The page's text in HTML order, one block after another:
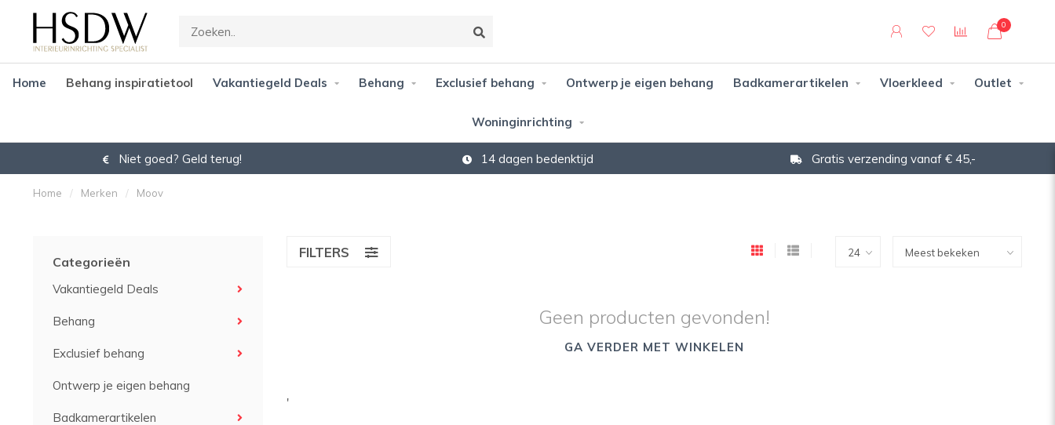
0
Home Behang inspiratietool Vakantiegeld Deals Behang Exclusief behang Ontwerp je eigen behang Badkamerartikelen Vloerkleed Outlet
Woninginrichting
Niet goed? Geld terug! 14 dagen bedenktijd Gratis verzending vanaf € 45,-
Home / Merken / Moov
Categorieën
Vakantiegeld Deals
Behang
Exclusief behang
Ontwerp je eigen behang
Badkamerartikelen
FILTERS
Geen producten gevonden!
GA VERDER MET WINKELEN
'